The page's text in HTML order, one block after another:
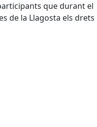
que durant el
de la Llagosta els drets